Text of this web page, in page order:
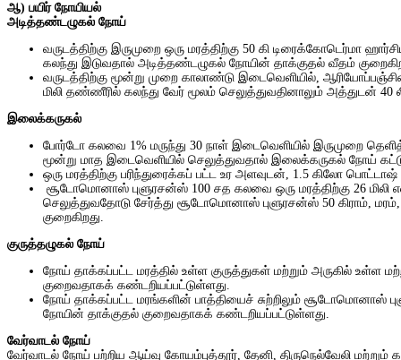
ஆ) பயிர் நோயியல்
அடித்தண்டழுகல் நோய்
வருடத்திற்கு இருமுறை ஒரு மரத்திற்கு 50 கி டிரைக்கோடெர்மா
கலந்து இடுவதால் அடித்தண்டழுகல் நோயின் தாக்குதல் வீதம்
வருடத்திற்கு மூன்று முறை காலாண்டு இடைவெளியில்,
மிலி தண்ணீரில் கலந்து வேர் மூலம் செலுத்துவதினாலும் அத்துடன்
இலைக்கருகல்
போர்டோ கலவை 1% மருந்து 30 நாள் இடைவெளியில் இருமுறை
மூன்று மாத இடைவெளியில் செலுத்துவதால் இலைக்கருகல் நோய்
ஒரு மரத்திற்கு பரிந்துரைக்கப் பட்ட உர அளவுடன், 1.5 கிலோ
சூடோமொனாஸ் புளுரசன்ஸ் 100 சத கலவை ஒரு மரத்திற்கு 26 மிலி
செலுத்துவதோடு சேர்த்து சூடோமொனாஸ் புளுரசன்ஸ் 50 கிராம்,
குறைகிறது.
குருத்தழுகல் நோய்
நோய் தாக்கப்பட்ட மரத்தில் உள்ள குருத்துகள் மற்றும் அருகில் உள்ள
குறைவதாகக் கண்டறியப்பட்டுள்ளது.
நோய் தாக்கப்பட்ட மரங்களின் பாத்தியைச் சுற்றிலும் சூடோமொனாஸ்
நோயின் தாக்குதல் குறைவதாகக் கண்டறியப்பட்டுள்ளது.
வேர்வாடல் நோய்
வேர்வாடல் நோய் பற்றிய ஆய்வு கோயம்புத்தூர், தேனி, திருநெல்வேலி